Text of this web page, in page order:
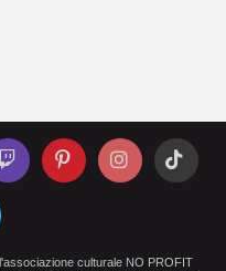
culturale NO PROFIT